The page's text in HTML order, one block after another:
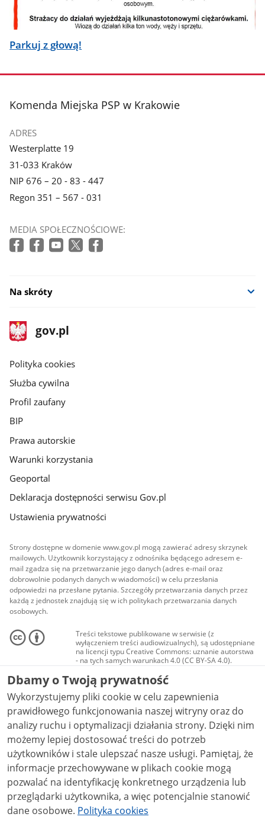
Parkuj z głową!
stopka
Komenda Miejska PSP w Krakowie
ADRES
Westerplatte 19
31-033 Kraków
NIP 676 – 20 - 83 - 447
Regon 351 – 567 - 031
MEDIA SPOŁECZNOŚCIOWE:
Na skróty
stopka
gov.pl
Strona
gov.pl
gov.pl
Polityka cookies
Służba cywilna
Profil zaufany
BIP
Prawa autorskie
Warunki korzystania
Geoportal
Deklaracja dostępności serwisu Gov.pl
Ustawienia prywatności
Strony dostępne w domenie www.gov.pl mogą zawierać adresy skrzynek
mailowych. Użytkownik korzystający z odnośnika będącego adresem e-
mail zgadza się na przetwarzanie jego danych (adres e-mail oraz
dobrowolnie podanych danych w wiadomości) w celu przesłania
odpowiedzi na przesłane pytania. Szczegóły przetwarzania danych przez
każdą z jednostek znajdują się w ich politykach przetwarzania danych
osobowych.
Treści tekstowe publikowane w serwisie (z
wyłączeniem treści audiowizualnych), są udostępniane
na licencji typu Creative Commons: uznanie autorstwa
- na tych samych warunkach 4.0 (CC BY-SA 4.0).
Materiały audiowizualne, w tym zdjęcia, materiały
audio i wideo, są udostępniane na licencji typu
Creative Commons: uznanie autorstwa użycie
niekomercyjne - bez utworów zależnych 4.0 (CC BY-
NC-ND 4.0), o ile nie jest to stwierdzone inaczej.
Dbamy o Twoją prywatność
Wykorzystujemy pliki cookie w celu zapewnienia
prawidłowego funkcjonowania naszej witryny oraz do
analizy ruchu i optymalizacji działania strony. Dzięki nim
możemy lepiej dostosować treści do potrzeb
użytkowników i stale ulepszać nasze usługi. Pamiętaj, że
informacje przechowywane w plikach cookie mogą
pozwalać na identyfikację konkretnego urządzenia lub
przeglądarki użytkownika, a więc potencjalnie stanowić
dane osobowe. Polityka cookies